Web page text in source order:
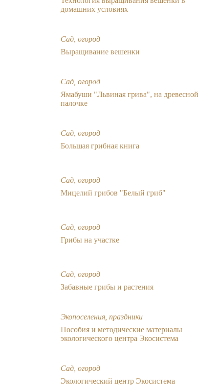
домашних условиях
Сад, огород
Выращивание вешенки
Сад, огород
Ямабуши "Львиная грива", на древесной
палочке
Сад, огород
Большая грибная книга
Сад, огород
Мицелий грибов "Белый гриб"
Сад, огород
Грибы на участке
Сад, огород
Забавные грибы и растения
Экопоселения, праздники
Пособия и методические материалы
экологического центра Экосистема
Сад, огород
Экологический центр Экосистема